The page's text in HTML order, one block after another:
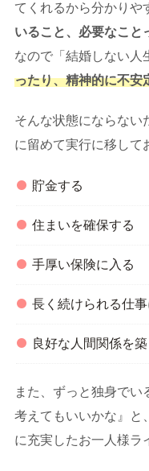
てくれるから分かりや
いること、必要なこと
なので「結婚しない人
ったり、精神的に不安
そんな状態にならない
に留めて実行に移して
貯金する
住まいを確保する
手厚い保険に入る
長く続けられる仕
良好な人間関係を築
また、ずっと独身でい
考えてもいいかな』と
に充実したお一人様ラ